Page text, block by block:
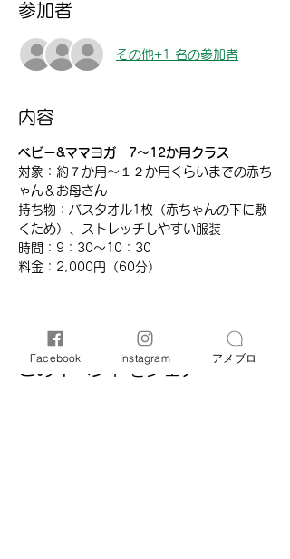
参加者
その他+1 名の参加者
内容
ベビー&ママヨガ　7～12か月クラス
対象：約７か月～１２か月くらいまでの赤ち
ゃん＆お母さん
持ち物：バスタオル1枚（赤ちゃんの下に敷
くため）、ストレッチしやすい服装
時間：​9：30～10：30
​料金：2,000円（60分）​
このイベントをシェア
Facebook Instagram アメブロ